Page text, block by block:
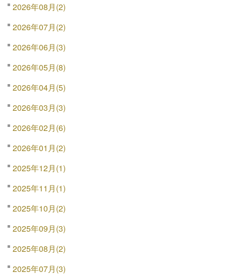
2026年08月(2)
2026年07月(2)
2026年06月(3)
2026年05月(8)
2026年04月(5)
2026年03月(3)
2026年02月(6)
2026年01月(2)
2025年12月(1)
2025年11月(1)
2025年10月(2)
2025年09月(3)
2025年08月(2)
2025年07月(3)